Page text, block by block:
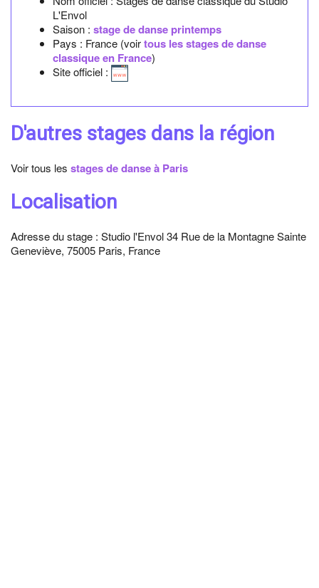
L'Envol
Saison : stage de danse printemps
Pays : France (voirtous les stages de danse
classique en France)
Site officiel :
D'autres stages dans la région
Voir tous les stages de danse à Paris
Localisation
Adresse du stage : Studio l'Envol 34 Rue de la Montagne Sainte
Geneviève, 75005 Paris, France